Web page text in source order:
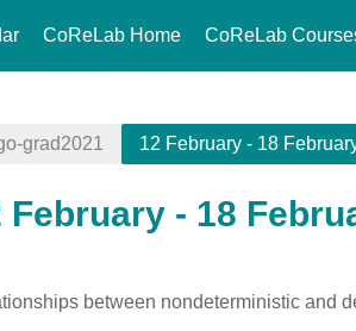
CoReLab Home CoReLab
grad2021 12 February - 18
February - 18
outline
between nondeterministic and